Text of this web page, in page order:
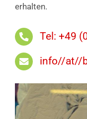
erhalten.
Tel: +49
info//at//